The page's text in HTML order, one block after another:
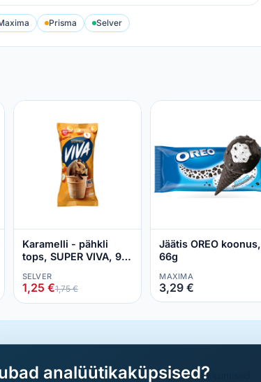
Prisma Selver
Karamelli - pähkli
tops, SUPER VIVA, 95
SELVER
1,25 €1,75 €
Jäätis OREO koonus,
66g
MAXIMA
3,29 €
hindu ja aitame sul leida parimad sooduspakkumised
analüütikaküpsised?